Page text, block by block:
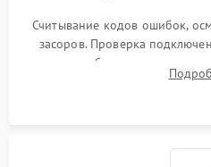
Считывание кодов ошибок,
засоров. Проверка
жалоб на отсутствие
разбрызгивателей или